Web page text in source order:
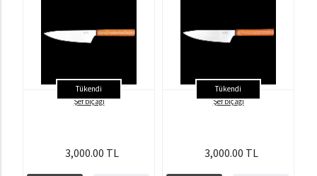
Tükendi
Şef bıçağı
3,000.00 TL
Tükendi
Şef bıçağı
3,000.00 TL